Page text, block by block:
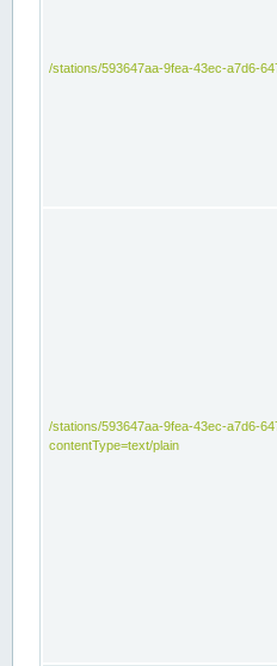
/stations/593647aa-9fea-43ec-a7d6-
/stations/593647aa-9fea-43ec-a7d6-
contentType=text/plain